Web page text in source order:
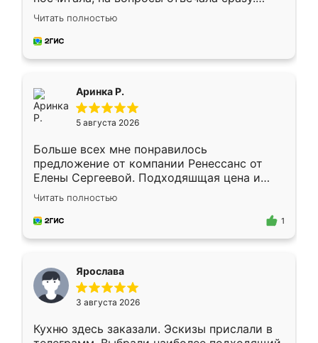
Замерщик приехал в субботу, подошёл к
делу со всей ответственностью. Собрали
за день, ребята работали аккуратно, даже
Читать полностью
Аринка Р.
5 августа 2026
Больше всех мне понравилось
предложение от компании Ренессанс от
Елены Сергеевой. Подходяшщая цена и
короткие сроки изготовления. Приехавший
для замера сотрудник Владислав
предложил по моему эскизу самый
Читать полностью
1
Ярослава
3 августа 2026
Кухню здесь заказали. Эскизы прислали в